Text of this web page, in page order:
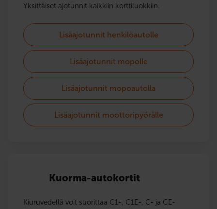
Yksittäiset ajotunnit kaikkiin korttiluokkiin.
Lisäajotunnit henkilöautolle
Lisäajotunnit mopolle
Lisäajotunnit mopoautolla
Lisäajotunnit moottoripyörälle
Kuorma-autokortit
Kiuruvedellä voit suorittaa C1-, C1E-, C- ja CE-